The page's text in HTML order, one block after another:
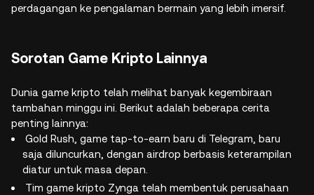
perdagangan ke pengalaman bermain yang lebih imersif.
Sorotan Game Kripto Lainnya
Dunia game kripto telah melihat banyak kegembiraan
tambahan minggu ini. Berikut adalah beberapa cerita
penting lainnya:
Gold Rush, game tap-to-earn baru di Telegram, baru
saja diluncurkan, dengan airdrop berbasis keterampilan
diatur untuk masa depan.
Tim game kripto Zynga telah membentuk perusahaan